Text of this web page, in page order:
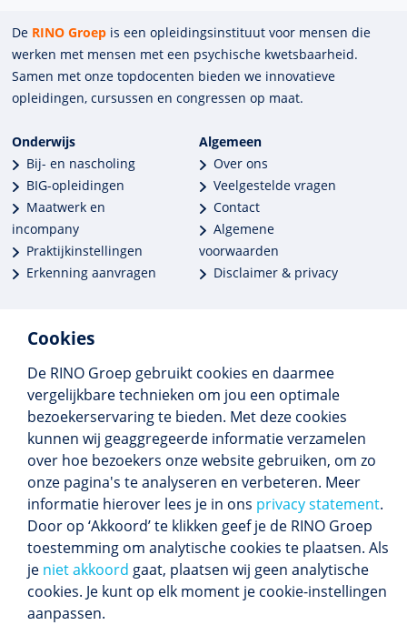
Cookies
De RINO Groep gebruikt cookies en daarmee
vergelijkbare technieken om jou een optimale
bezoekerservaring te bieden. Met deze cookies
kunnen wij geaggregeerde informatie verzamelen
over hoe bezoekers onze website gebruiken, om zo
onze pagina's te analyseren en verbeteren. Meer
informatie hierover lees je in ons privacy statement.
Door op ‘Akkoord’ te klikken geef je de RINO Groep
toestemming om analytische cookies te plaatsen. Als
je niet akkoord gaat, plaatsen wij geen analytische
cookies. Je kunt op elk moment je cookie-instellingen
aanpassen.
De RINO Groep is een opleidings­insti­tuut voor mensen die
werken met mensen met een psychische kwets­baar­heid.
Samen met onze top­docenten bieden we innova­tieve
opleidingen, cursussen en congres­sen op maat.
Onderwijs
Bij- en nascholing
BIG-opleidingen
Maatwerk en
incompany
Praktijkinstellingen
Erkenning aanvragen
Algemeen
Over ons
Veelgestelde vragen
Contact
Algemene
voorwaarden
Disclaimer & privacy
Meer dan 250 opleidingen
Alle BIG-opleidingen in huis
Cedeo-erkend en CRKBO-geregistreerd
Gemiddelde beoordeling 8,4
Volg ons
Blijf op de hoogte van het (nieuwe) scholings­
aanbod en ons laatste nieuws.